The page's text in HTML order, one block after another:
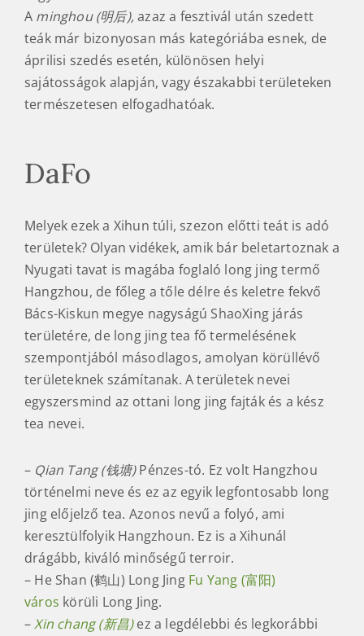
A minghou (明后),azaz a fesztivál után szedett
teák már bizonyosan más kategóriába esnek, de
áprilisi szedés esetén, különösen helyi
sajátosságok alapján, vagy északabbi területeken
természetesen elfogadhatóak.
DaFo
Melyek ezek a Xihun túli, szezon előtti teát is adó
területek? Olyan vidékek, amik bár beletartoznak a
Nyugati tavat is magába foglaló long jing termő
Hangzhou, de főleg a tőle délre és keletre fekvő
Bács-Kiskun megye nagyságú ShaoXing járás
területére, de long jing tea fő termelésének
szempontjából másodlagos, amolyan körüllévő
területeknek számítanak. A területek nevei
egyszersmind az ottani long jing fajták és a kész
tea nevei.
– Qian Tang (钱塘)Pénzes-tó. Ez volt Hangzhou
történelmi neve és ez az egyik legfontosabb long
jing előjelző tea. Azonos nevű a folyó, ami
keresztülfolyik Hangzhoun. Ez is a Xihunál
drágább, kiváló minőségű terroir.
– He Shan (鹤山) Long Jing Fu Yang (富阳)
város körüli Long Jing.
–Xin chang (新昌) ez a legdélebbi és legkorábbi